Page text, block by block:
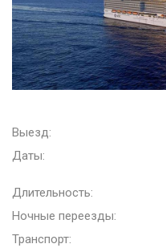
Выезд:
Даты:
Длительность:
Ночные переезды:
Транспорт: